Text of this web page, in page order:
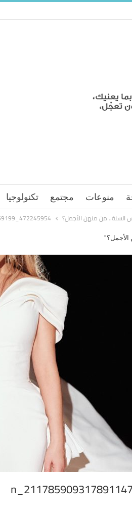
منوعات مجتمع تكنولوجيا
السنة.. من منهن الأجمل؟ 472245954_18477217240059199_2117859093178911476_n
الأجمل؟"